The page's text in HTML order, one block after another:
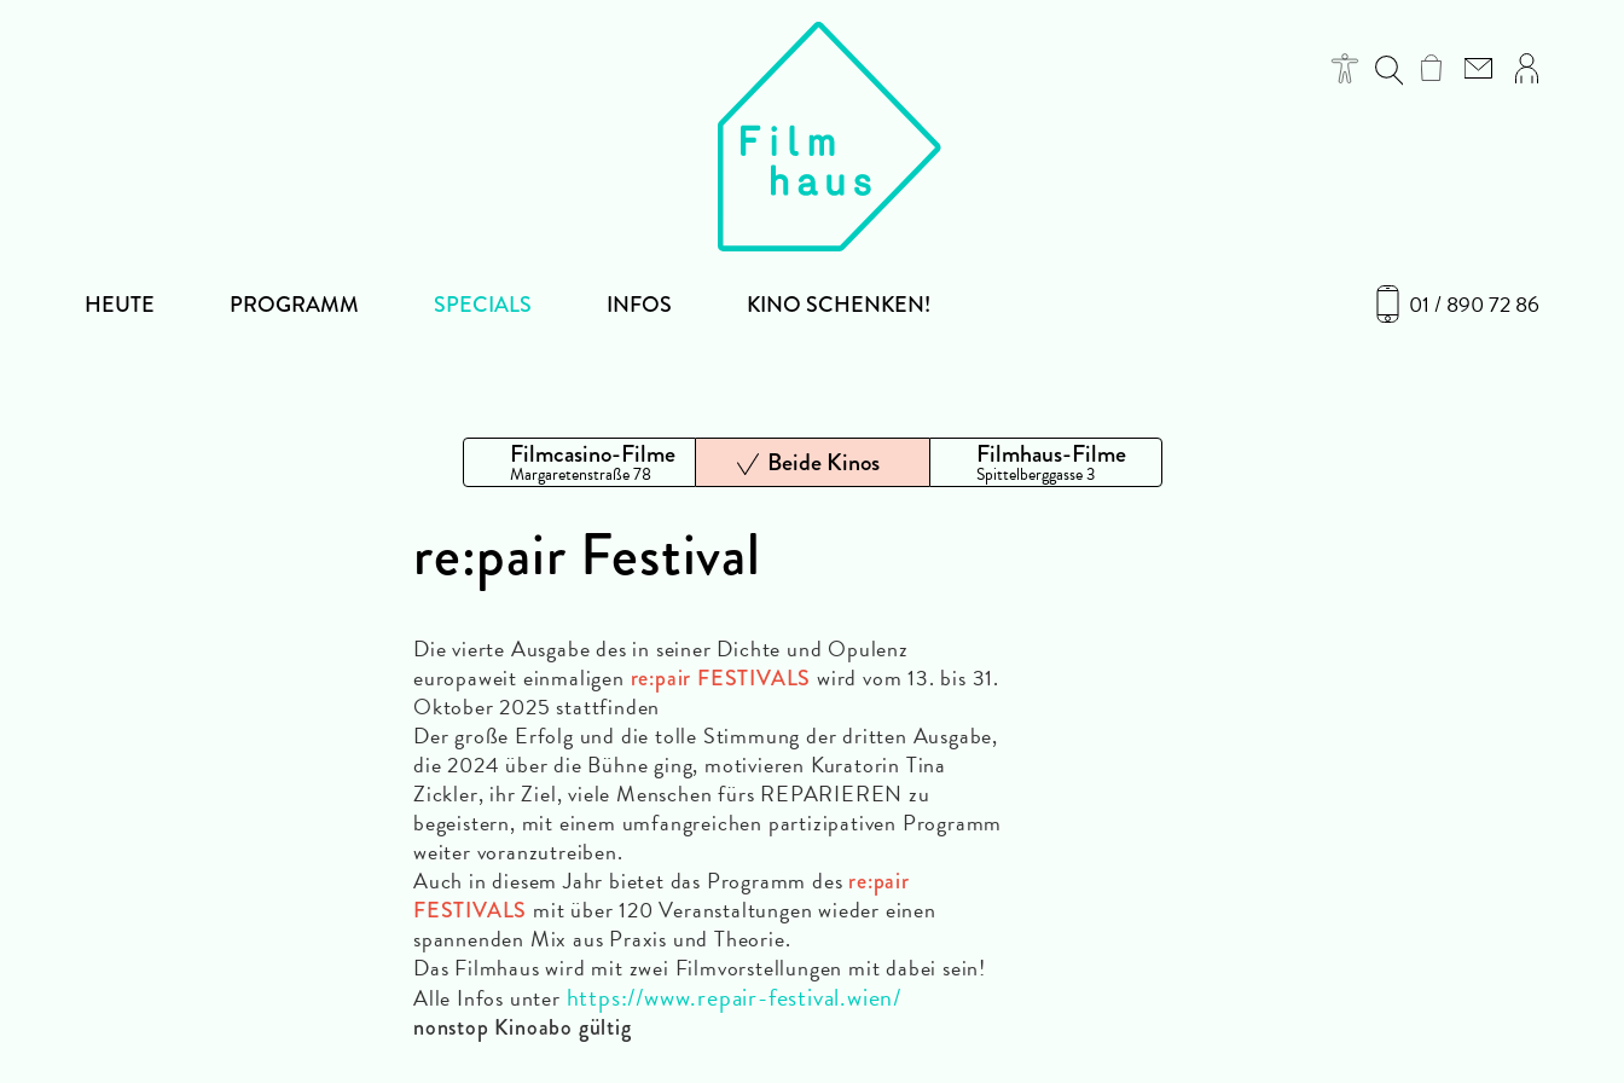
01 / 890 72 86
HEUTE PROGRAMM SPECIALS INFOS KINO SCHENKEN!
Filmcasino-Filme
Margaretenstraße 78 Beide Kinos Filmhaus-Filme
Spittelberggasse 3
re:pair Festival
Die vierte Ausgabe des in seiner Dichte und Opulenz
europaweit einmaligen re:pair FESTIVALS wird vom 13. bis 31.
Oktober 2025 stattfinden
Der große Erfolg und die tolle Stimmung der dritten Ausgabe,
die 2024 über die Bühne ging, motivieren Kuratorin Tina
Zickler, ihr Ziel, viele Menschen fürs REPARIEREN zu
begeistern, mit einem umfangreichen partizipativen Programm
weiter voranzutreiben.
Auch in diesem Jahr bietet das Programm des re:pair
FESTIVALS mit über 120 Veranstaltungen wieder einen
spannenden Mix aus Praxis und Theorie.
Das Filmhaus wird mit zwei Filmvorstellungen mit dabei sein!
Alle Infos unter https://www.repair-festival.wien/
nonstop Kinoabo gültig